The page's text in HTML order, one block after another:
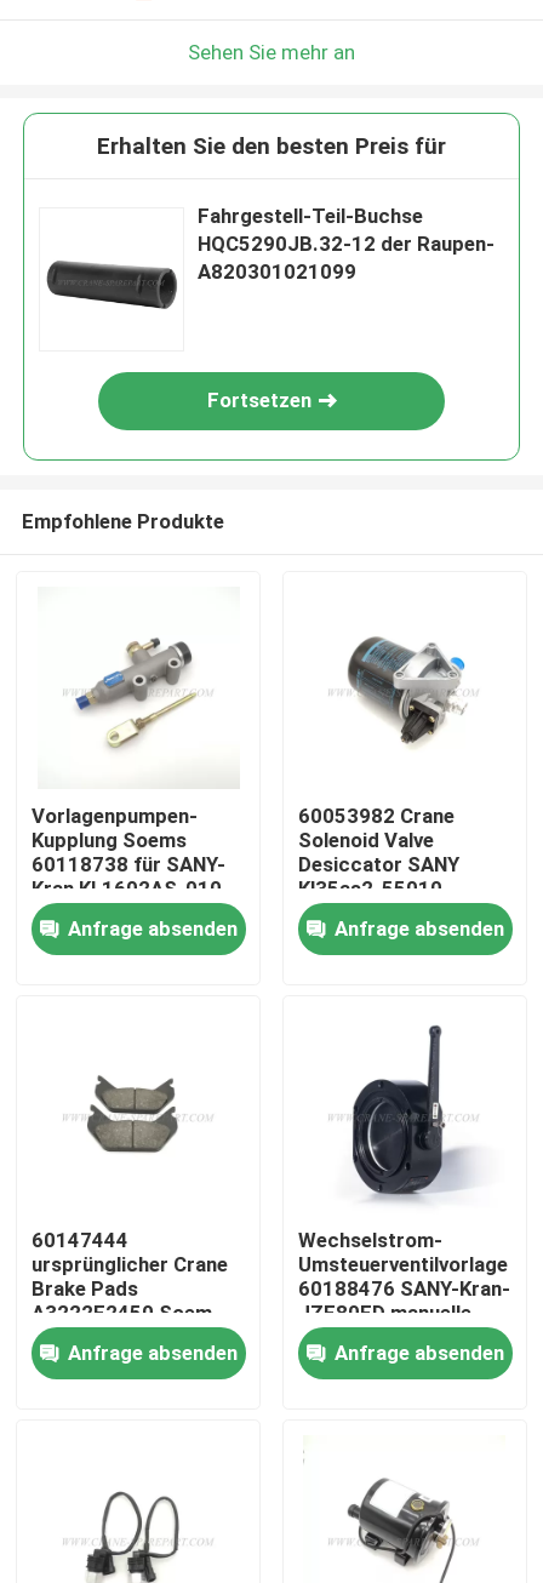
Startseite
Produkte
Fabrik Tour
Kontakt
Nachrichten
Ersatzteile des Kranes
Crane Electrical Parts
Sehen Sie mehr an
Erhalten Sie den besten Preis für
Fahrgestell-Teil-Buchse
HQC5290JB.32-12 der Raupen-
A820301021099
Fortsetzen
Empfohlene Produkte
Vorlagenpumpen-
Kupplung Soems
60118738 für SANY-
Kran KL1602AS-010
Anfrage absenden
60053982 Crane
Solenoid Valve
Desiccator SANY
Kl35as2-55010
Anfrage absenden
60147444
ursprünglicher Crane
Brake Pads
A3222F2450 Soem-
Ersatz
Anfrage absenden
Wechselstrom-
Umsteuerventilvorlage
60188476 SANY-Kran-
JZF80FD manuelle
Anfrage absenden